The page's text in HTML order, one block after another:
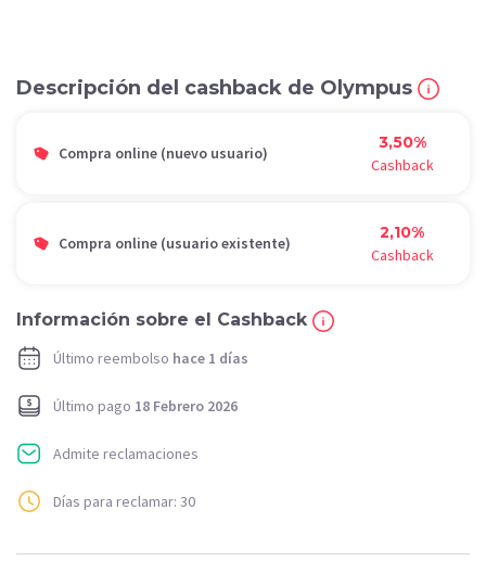
Descripción del cashback de Olympus
Compra online (nuevo usuario)
3,50%
Cashback
Compra online (usuario existente)
2,10%
Cashback
Información sobre el Cashback
Último reembolso hace 1 días
Último pago 18 Febrero 2026
Admite reclamaciones
Días para reclamar: 30